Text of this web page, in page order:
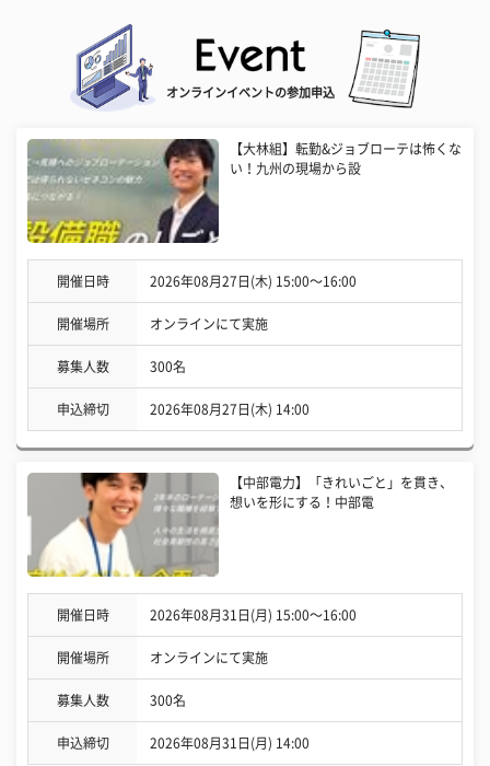
オンラインイベントの参加申込
【大林組】転勤&ジョブローテは怖くな
い！九州の現場から設
開催日時 2026年08月27日(木) 15:00〜16:00
開催場所 オンラインにて実施
募集人数 300名
申込締切 2026年08月27日(木) 14:00
【中部電力】「きれいごと」を貫き、
想いを形にする！中部電
開催日時 2026年08月31日(月) 15:00〜16:00
開催場所 オンラインにて実施
募集人数 300名
申込締切 2026年08月31日(月) 14:00